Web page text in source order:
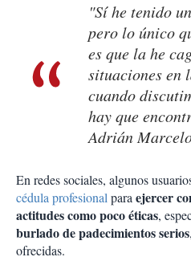
"Sí he tenido
pero lo único
es que la he
situaciones en
cuando
hay que
Adrián
En redes sociales, algunos
cédula profesionalparaejercer
actitudes como poco éticas,
burlado de padecimientos serios
ofrecidas.